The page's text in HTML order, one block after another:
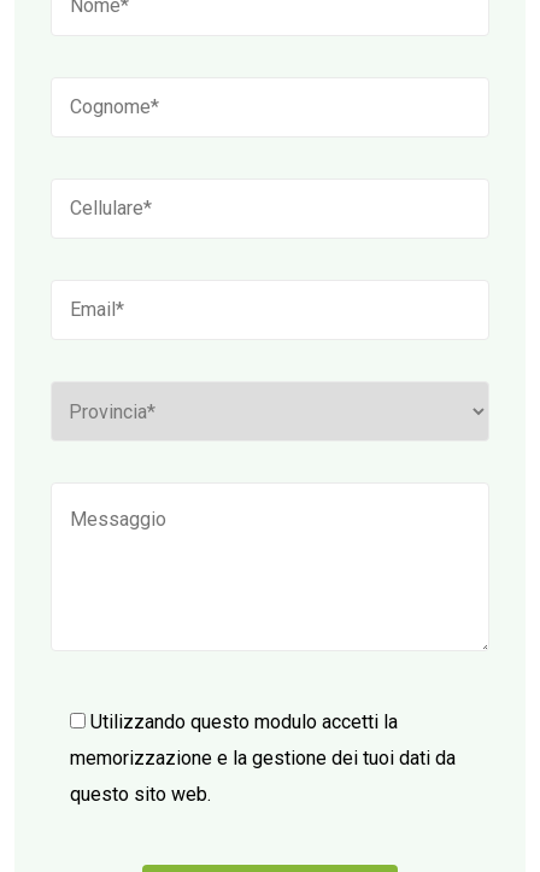
Utilizzando questo modulo accetti la
memorizzazione e la gestione dei tuoi dati da
questo sito web.